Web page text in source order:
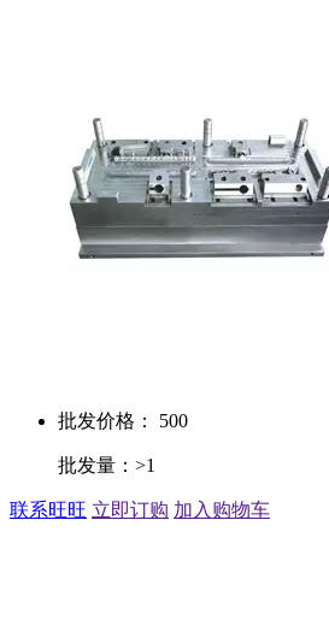
批发价格： 500
批发量：>1
联系旺旺 立即订购 加入购物车